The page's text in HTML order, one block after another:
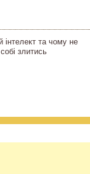
інтелект та чому не
злитись